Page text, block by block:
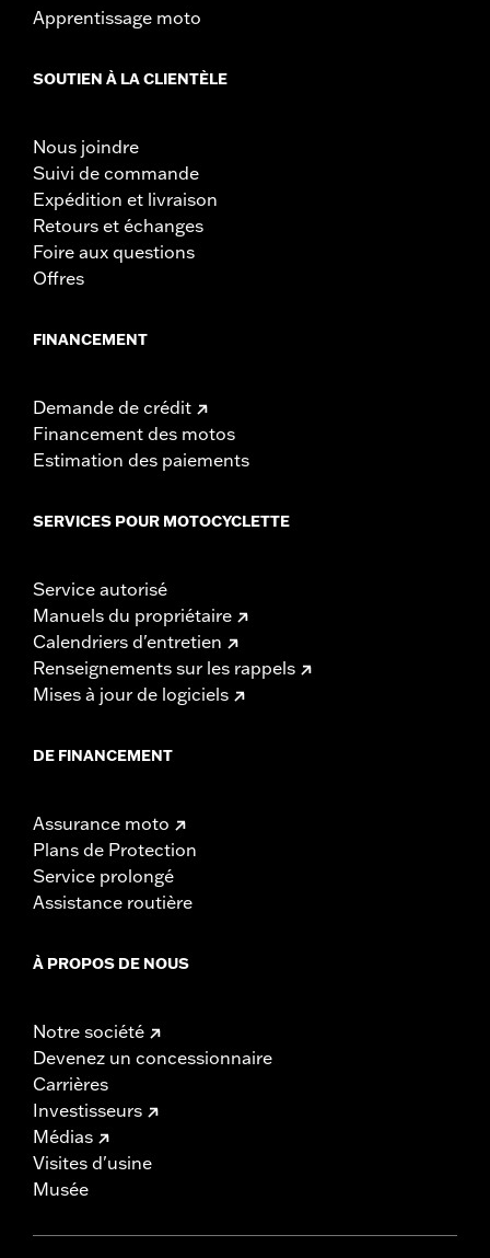
Apprentissage moto
SOUTIEN À LA CLIENTÈLE
Nous joindre
Suivi de commande
Expédition et livraison
Retours et échanges
Foire aux questions
Offres
FINANCEMENT
Demande de crédit
Financement des motos
Estimation des paiements
SERVICES POUR MOTOCYCLETTE
Service autorisé
Manuels du propriétaire
Calendriers d'entretien
Renseignements sur les rappels
Mises à jour de logiciels
DE FINANCEMENT
Assurance moto
Plans de Protection
Service prolongé
Assistance routière
À PROPOS DE NOUS
Notre société
Devenez un concessionnaire
Carrières
Investisseurs
Médias
Visites d'usine
Musée